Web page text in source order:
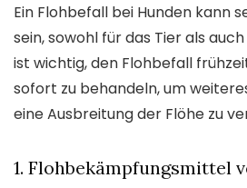
Ein Flohbefall bei Hunden kann
sein, sowohl für das Tier als
ist wichtig, den Flohbefall
sofort zu behandeln, um
eine Ausbreitung der Flöhe zu
1. Flohbekämpfungsmittel